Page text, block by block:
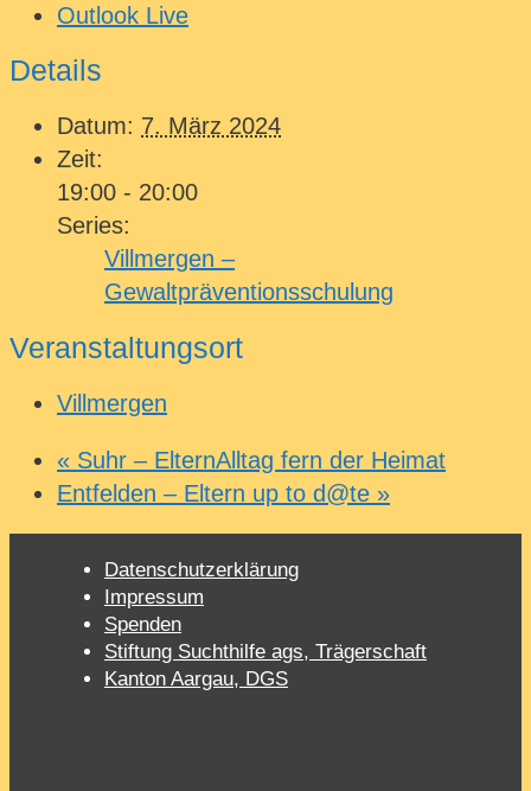
Outlook Live
Details
Datum: 7. März 2024
Zeit:
19:00 - 20:00
Series:
Villmergen –
Gewaltpräventionsschulung
Veranstaltungsort
Villmergen
« Suhr – ElternAlltag fern der Heimat
Entfelden – Eltern up to d@te »
Datenschutzerklärung
Impressum
Spenden
Stiftung Suchthilfe ags, Trägerschaft
Kanton Aargau, DGS